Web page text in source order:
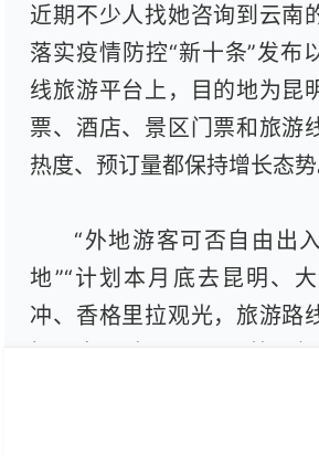
近期不少人找她咨询到云南
落实疫情防控“新十条”发布
线旅游平台上，目的地为昆
票、酒店、景区门票和旅游
热度、预订量都保持增长态势
“外地游客可否自由出
地”“计划本月底去昆明、
冲、香格里拉观光，旅游路
好？各景点是否已开放？
吗？”……对网友关于云南旅
云南省文化和旅游厅回复：